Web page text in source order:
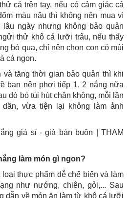
cá trên tay, nếu có cảm giác cá
màu nâu thì không nên mua vì
ngày nhưng không bảo quản
thử khô cá lưỡi trâu, nếu thấy
bỏ qua, chỉ nên chọn con có mùi
cá ngon.
tăng thời gian bảo quản thì khi
bạn nên phơi tiếp 1, 2 nắng nữa
đó bỏ túi hút chân không, mỗi lần
vừa tiện lại không làm ảnh
làm món gì ngon?
thực phẩm dễ chế biến và làm
như nướng, chiên, gỏi,... Sau
dẫn về món ăn làm từ khô cá lưỡi